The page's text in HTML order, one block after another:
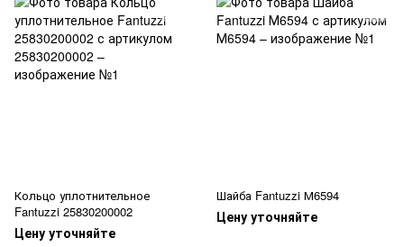
Кольцо уплотнительное
Fantuzzi 25830200002
Цену уточняйте
Шайба Fantuzzi М6594
Цену уточняйте